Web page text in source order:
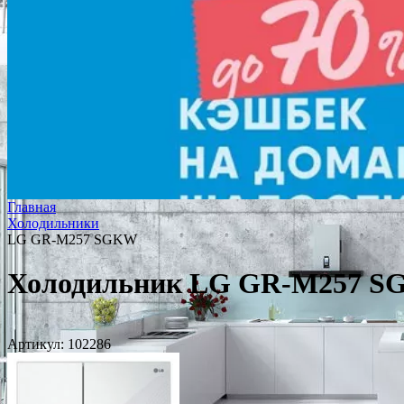
Главная
Холодильники
LG GR-M257 SGKW
Холодильник LG GR-M257
Артикул: 102286